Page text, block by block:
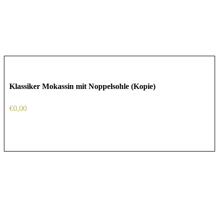
Klassiker Mokassin mit Noppelsohle (Kopie)
€0,00